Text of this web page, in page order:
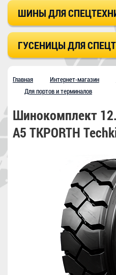
ШИНЫ ДЛЯ
ГУСЕНИЦЫ ДЛЯ
Главная Интернет-магазин
Для портов и терминалов
Шинокомплект
A5 TKPORTH